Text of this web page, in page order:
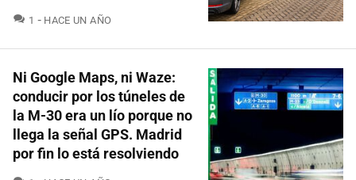
1 COMENTARIOS
HACE UN AÑO
Ni Google Maps, ni Waze:
conducir por los túneles de
la M-30 era un lío porque no
llega la señal GPS. Madrid
por fin lo está resolviendo